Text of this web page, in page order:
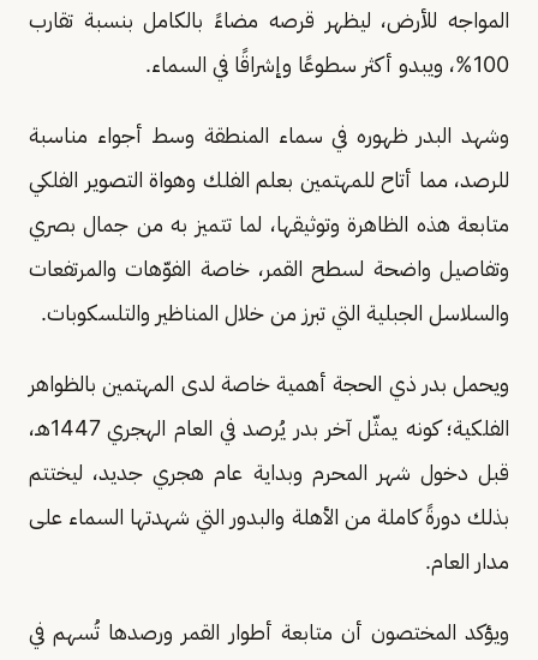
المواجه للأرض، ليظهر قرصه مضاءً بالكامل بنسبة تقارب
100%، ويبدو أكثر سطوعًا وإشراقًا في السماء.
وشهد البدر ظهوره في سماء المنطقة وسط أجواء مناسبة
للرصد، مما أتاح للمهتمين بعلم الفلك وهواة التصوير الفلكي
متابعة هذه الظاهرة وتوثيقها، لما تتميز به من جمال بصري
وتفاصيل واضحة لسطح القمر، خاصة الفوّهات والمرتفعات
والسلاسل الجبلية التي تبرز من خلال المناظير والتلسكوبات.
ويحمل بدر ذي الحجة أهمية خاصة لدى المهتمين بالظواهر
الفلكية؛ كونه يمثّل آخر بدر يُرصد في العام الهجري 1447هـ،
قبل دخول شهر المحرم وبداية عام هجري جديد، ليختتم
بذلك دورةً كاملة من الأهلة والبدور التي شهدتها السماء على
مدار العام.
ويؤكد المختصون أن متابعة أطوار القمر ورصدها تُسهم في